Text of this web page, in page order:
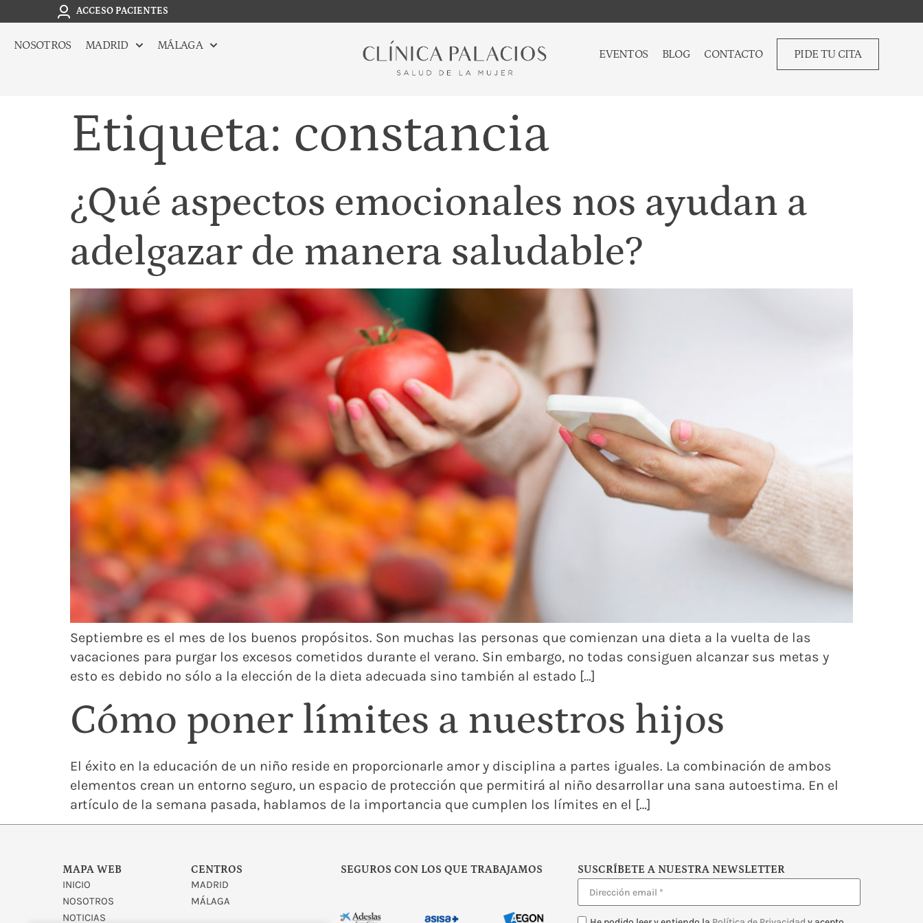
ACCESO PACIENTES
NOSOTROS MADRID MÁLAGA
EVENTOS BLOG CONTACTO PIDE TU CITA
Etiqueta: constancia
¿Qué aspectos emocionales nos ayudan a
adelgazar de manera saludable?
Septiembre es el mes de los buenos propósitos. Son muchas las personas que comienzan una dieta a la vuelta de las
vacaciones para purgar los excesos cometidos durante el verano. Sin embargo, no todas consiguen alcanzar sus metas y
esto es debido no sólo a la elección de la dieta adecuada sino también al estado […]
Cómo poner límites a nuestros hijos
El éxito en la educación de un niño reside en proporcionarle amor y disciplina a partes iguales. La combinación de ambos
elementos crean un entorno seguro, un espacio de protección que permitirá al niño desarrollar una sana autoestima. En el
artículo de la semana pasada, hablamos de la importancia que cumplen los límites en el […]
MAPA WEB
INICIO
NOSOTROS
NOTICIAS
CENTROS
MADRID
MÁLAGA
SEGUROS CON LOS QUE TRABAJAMOS SUSCRÍBETE A NUESTRA NEWSLETTER